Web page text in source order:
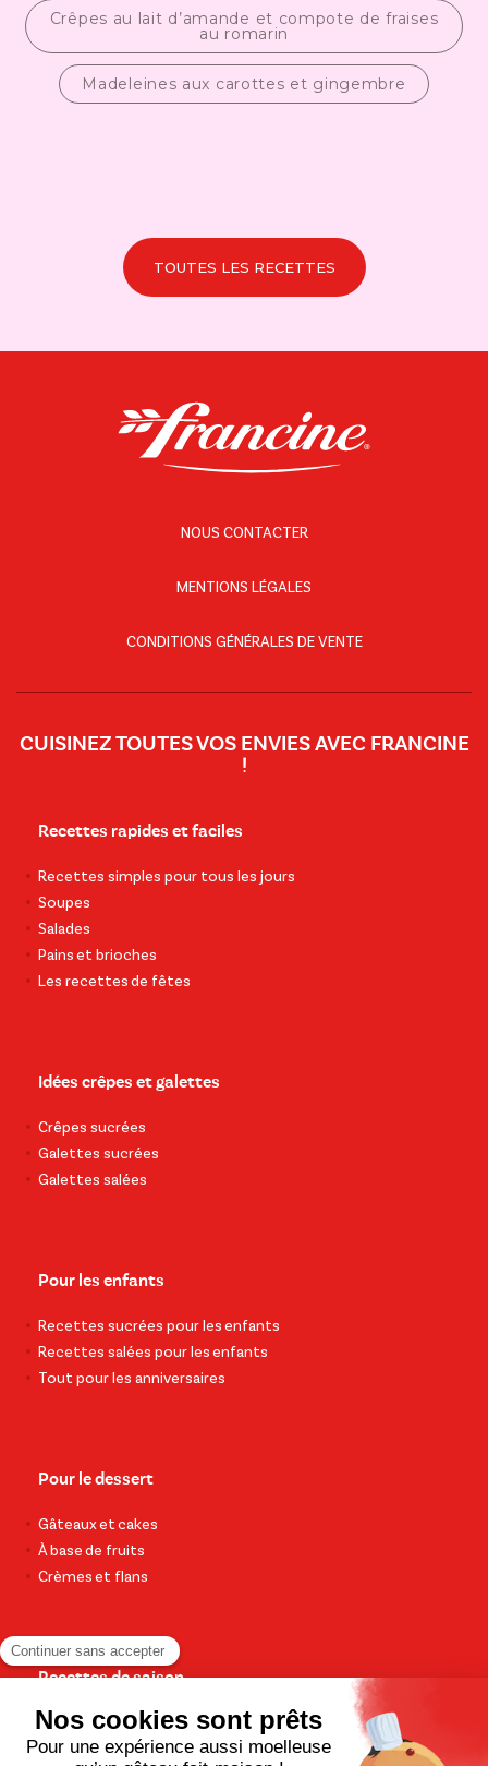
Crêpes au lait d’amande et compote de fraises
au romarin
Madeleines aux carottes et gingembre
TOUTES LES RECETTES
NOUS CONTACTER
MENTIONS LÉGALES
CONDITIONS GÉNÉRALES DE VENTE
CUISINEZ TOUTES VOS ENVIES AVEC FRANCINE
!
Recettes rapides et faciles
Recettes simples pour tous les jours
Soupes
Salades
Pains et brioches
Les recettes de fêtes
Idées crêpes et galettes
Crêpes sucrées
Galettes sucrées
Galettes salées
Pour les enfants
Recettes sucrées pour les enfants
Recettes salées pour les enfants
Tout pour les anniversaires
Pour le dessert
Gâteaux et cakes
À base de fruits
Crèmes et flans
Recettes de saison
Printemps
Été